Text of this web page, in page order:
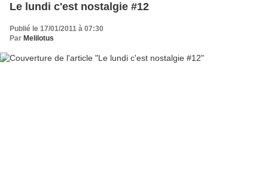
Le lundi c'est nostalgie #12
Publié le 17/01/2011 à 07:30
Par Melilotus